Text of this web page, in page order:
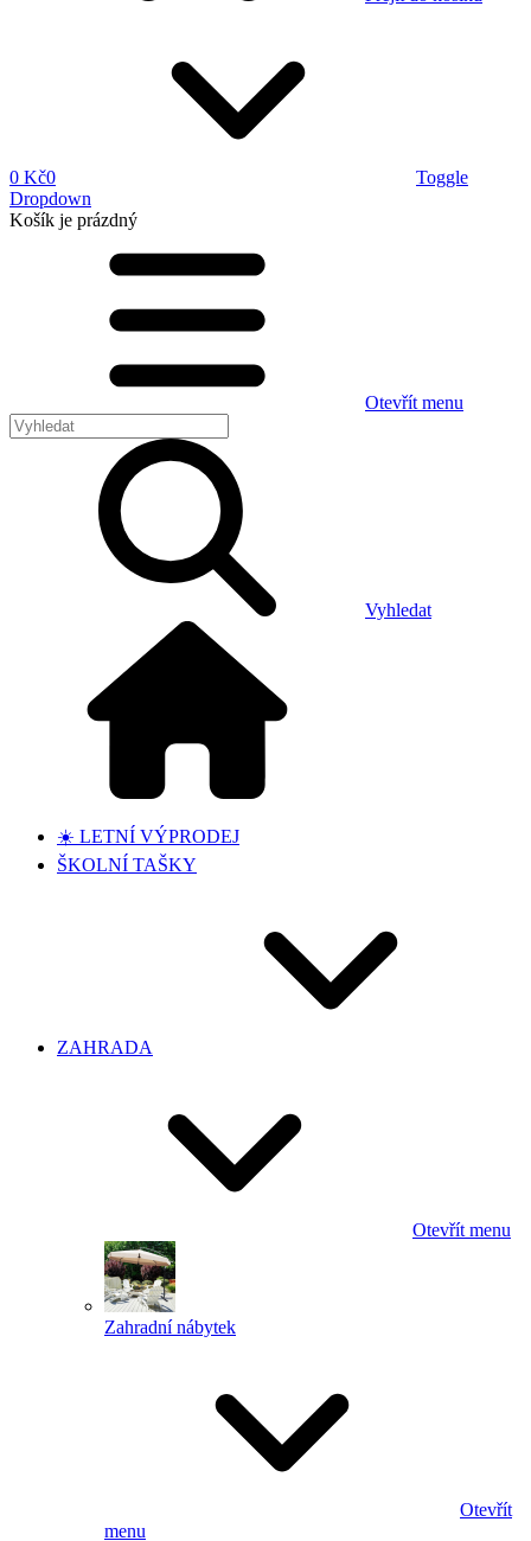
0 Kč0
Toggle
Dropdown
Košík je prázdný
Otevřít menu
Vyhledat
☀️ LETNÍ VÝPRODEJ
ŠKOLNÍ TAŠKY
ZAHRADA
Otevřít menu
Zahradní nábytek
Otevřít
menu